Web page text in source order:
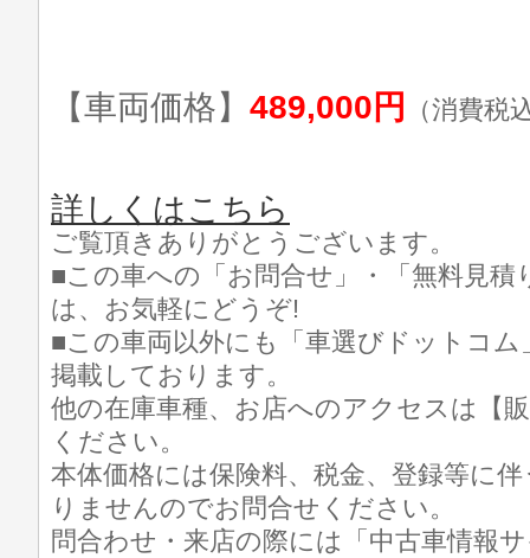
【車両価格】 489,000円 （消費税
詳しくはこちら
ご覧頂きありがとうございます。
■この車への「お問合せ」・「無料見積
は、お気軽にどうぞ!
■この車両以外にも「車選びドットコ
掲載しております。
他の在庫車種、お店へのアクセスは【
ください。
本体価格には保険料、税金、登録等に
りませんのでお問合せください。
問合わせ・来店の際には「中古車情報